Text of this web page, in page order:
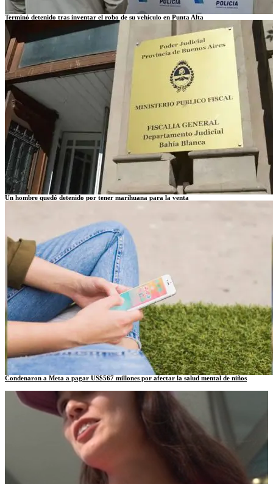
Terminó detenido tras inventar el robo de su vehículo en Punta Alta
Un hombre quedó detenido por tener marihuana para la venta
Condenaron a Meta a pagar US$567 millones por afectar la salud mental de niños